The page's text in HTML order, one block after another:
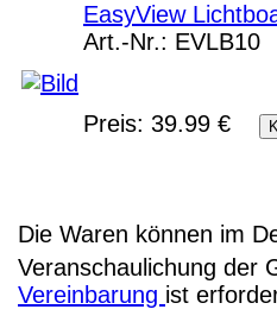
EasyView
Art.-Nr.: EVLB10
Preis: 39.99 €
Die Waren können im
Veranschaulichung der
Vereinbarung ist